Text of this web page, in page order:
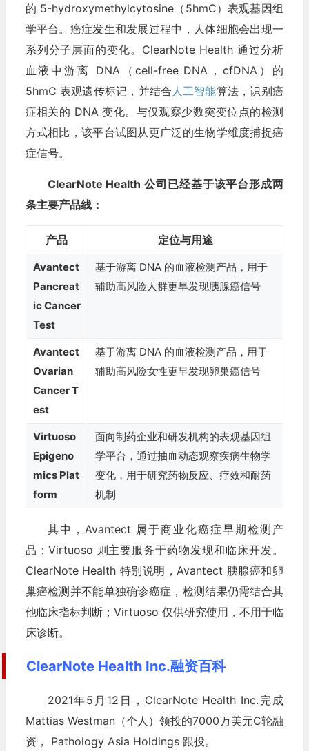
的 5-hydroxymethylcytosine（5hmC）表观基因组
学平台。癌症发生和发展过程中，人体细胞会出现一
系列分子层面的变化。ClearNote Health 通过分析
血液中游离 DNA（cell-free DNA，cfDNA）的
5hmC 表观遗传标记，并结合 人工智能算法，识别癌
症相关的 DNA 变化。与仅观察少数突变位点的检测
方式相比，该平台试图从更广泛的生物学维度捕捉癌
症信号。
ClearNote Health 公司已经基于该平台形成两
条主要产品线：
产品 定位与用途
Avantect
Pancreat
ic Cancer
Test
基于游离 DNA 的血液检测产品，用于
辅助高风险人群更早发现胰腺癌信号
Avantect
Ovarian
Cancer T
est
基于游离 DNA 的血液检测产品，用于
辅助高风险女性更早发现卵巢癌信号
Virtuoso
Epigeno
mics Plat
form
面向制药企业和研发机构的表观基因组
学平台，通过抽血动态观察疾病生物学
变化，用于研究药物反应、疗效和耐药
机制
其中，Avantect 属于商业化癌症早期检测产
品；Virtuoso 则主要服务于药物发现和临床开发。
ClearNote Health 特别说明，Avantect 胰腺癌和卵
巢癌检测并不能单独确诊癌症，检测结果仍需结合其
他临床指标判断；Virtuoso 仅供研究使用，不用于临
床诊断。
ClearNote Health Inc.融资百科
2021年5月12日，ClearNote Health Inc.完成
Mattias Westman（个人）领投的7000万美元C轮融
资， Pathology Asia Holdings 跟投。